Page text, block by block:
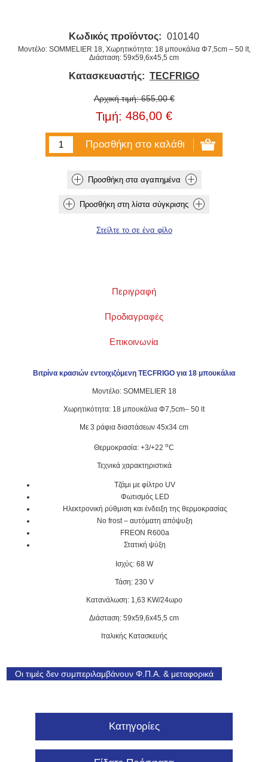
Κωδικός προϊόντος: 010140
Μοντέλο: SOMMELIER 18, Χωρητικότητα: 18 μπουκάλια Φ7,5cm – 50 lt,
Διάσταση: 59x59,6x45,5 cm
Κατασκευαστής: TECFRIGO
Αρχική τιμή: 655,00 €
Τιμή: 486,00 €
Περιγραφή
Προδιαγραφές
Επικοινωνία
Βιτρίνα κρασιών εντοιχιζόμενη TECFRIGO για 18 μπουκάλια
Μοντέλο: SOMMELIER 18
Χωρητικότητα: 18 μπουκάλια Φ7,5cm– 50 lt
Με 3 ράφια διαστάσεων 45x34 cm
Θερμοκρασία: +3/+22 oC
Τεχνικά χαρακτηριστικά
Τζάμι με φίλτρο UV
Φωτισμός LED
Ηλεκτρονική ρύθμιση και ένδειξη της θερμοκρασίας
No frost – αυτόματη απόψυξη
FREON R600a
Στατική ψύξη
Ισχύς: 68 W
Τάση: 230 V
Κατανάλωση: 1,63 KW/24ωρο
Διάσταση: 59x59,6x45,5 cm
Ιταλικής Κατασκευής
Οι τιμές δεν συμπεριλαμβάνουν Φ.Π.Α. & μεταφορικά
Κατηγορίες